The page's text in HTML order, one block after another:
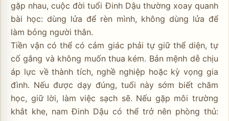
gặp nhau, cuộc đời tuổi Đinh Dậu thường xoay quanh
bài học: dùng lửa để rèn mình, không dùng lửa để
làm bỏng người thân.
Tiền vận có thể có cảm giác phải tự giữ thể diện, tự
cố gắng và không muốn thua kém. Bản mệnh dễ chịu
áp lực về thành tích, nghề nghiệp hoặc kỳ vọng gia
đình. Nếu được dạy đúng, tuổi này sớm biết chăm
học, giữ lời, làm việc sạch sẽ. Nếu gặp môi trường
khắt khe, nam Đinh Dậu có thể trở nên phòng thủ: